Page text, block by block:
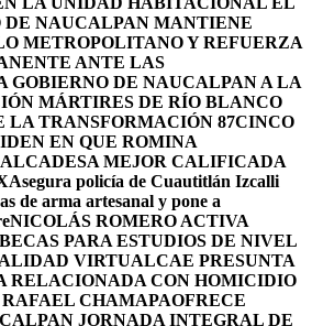
DE NAUCALPAN MANTIENE
METROPOLITANO Y REFUERZA
ANTE LAS
GOBIERNO DE NAUCALPAN A LA
MÁRTIRES DE RÍO BLANCO
LA TRANSFORMACIÓN 87CINCO
EN QUE ROMINA
MEJOR CALIFICADA
Asegura policía de Cuautitlán Izcalli
de arma artesanal y pone a
NICOLÁS ROMERO ACTIVA
PARA ESTUDIOS DE NIVEL
VIRTUALCAE PRESUNTA
RELACIONADA CON HOMICIDIO
CHAMAPAOFRECE
JORNADA INTEGRAL DE